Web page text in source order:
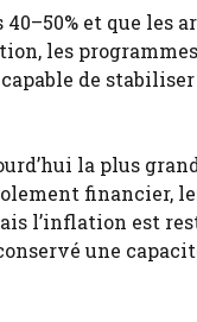
et que les
les programmes
de
la plus
financier,
l’inflation est
une